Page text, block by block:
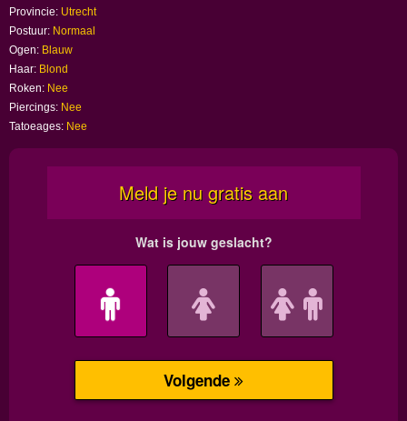
Mooie
met
blond
haar
penetreren
Deze
wulpse
Provincie: Utrecht
Postuur: Normaal
Ogen: Blauw
Haar: Blond
Roken: Nee
Piercings: Nee
Tatoeages: Nee